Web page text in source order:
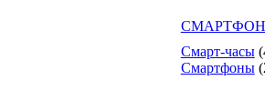
Смарт-часы
Смартфоны